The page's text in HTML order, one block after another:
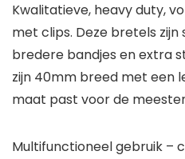
Kwalitatieve, heavy duty,
met clips. Deze bretels
bredere bandjes en extra
zijn 40mm breed met een
maat past voor de
Multifunctioneel gebruik –